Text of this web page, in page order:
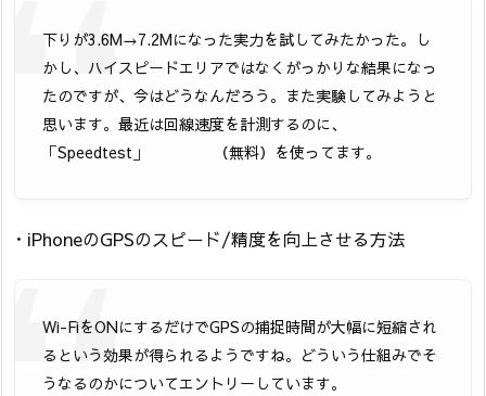
下りが3.6M→7.2Mになった実力を試してみたかった。し
かし、ハイスピードエリアではなくがっかりな結果になっ
たのですが、今はどうなんだろう。また実験してみようと
思います。最近は回線速度を計測するのに、
「Speedtest」
（無料）を使ってます。
・iPhoneのGPSのスピード/精度を向上させる方法
Wi-FiをONにするだけでGPSの捕捉時間が大幅に短縮され
るという効果が得られるようですね。どういう仕組みでそ
うなるのかについてエントリーしています。